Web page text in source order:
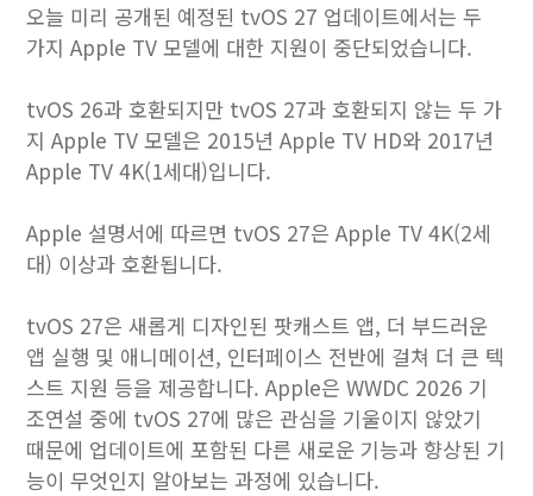
오늘 미리 공개된 예정된 tvOS 27 업데이트에서는 두
가지 Apple TV 모델에 대한 지원이 중단되었습니다.
tvOS 26과 호환되지만 tvOS 27과 호환되지 않는 두 가
지 Apple TV 모델은 2015년 Apple TV HD와 2017년
Apple TV 4K(1세대)입니다.
Apple 설명서에 따르면 tvOS 27은 Apple TV 4K(2세
대) 이상과 호환됩니다.
tvOS 27은 새롭게 디자인된 팟캐스트 앱, 더 부드러운
앱 실행 및 애니메이션, 인터페이스 전반에 걸쳐 더 큰 텍
스트 지원 등을 제공합니다. Apple은 WWDC 2026 기
조연설 중에 tvOS 27에 많은 관심을 기울이지 않았기
때문에 업데이트에 포함된 다른 새로운 기능과 향상된 기
능이 무엇인지 알아보는 과정에 있습니다.